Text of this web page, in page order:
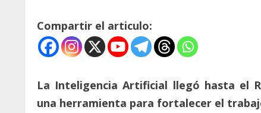
Compartir el articulo:
La Inteligencia Artificial llegó hasta el
una herramienta para fortalecer el